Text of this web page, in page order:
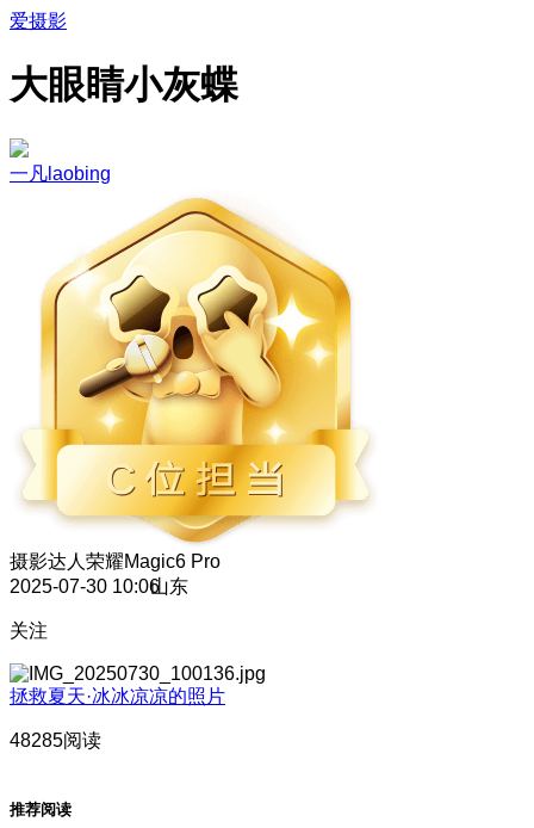
爱摄影
大眼睛小灰蝶
一凡laobing
摄影达人 荣耀Magic6 Pro
2025-07-30 10:06山东
关注
拯救夏天·冰冰凉凉的照片
48285阅读
推荐阅读